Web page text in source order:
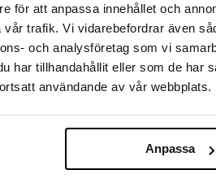
för att anpassa innehållet och
trafik. Vi vidarebefordrar även
och analysföretag som vi
har tillhandahållit eller som de har
användande av vår webbplats.
Anpassa
1-2 tablettia aterian yhteydessä.
annosta ei saa ylittää. Ravintolisiä ei
Säilytettävä pienten lasten
Trigonella foenum-graecum),
selluloosa ja
paakkuuntumisenestoaineet (ristisilloitettu